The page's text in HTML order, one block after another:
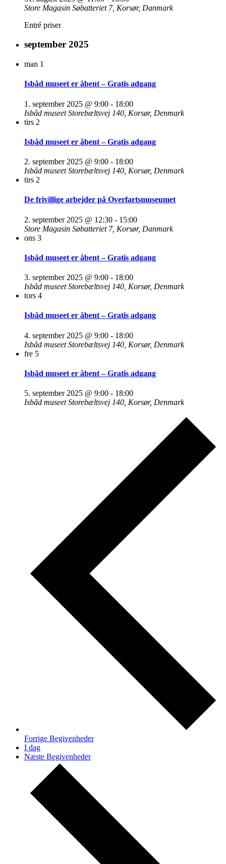
Store Magasin Søbatteriet 7, Korsør, Danmark
Entré priser
september 2025
man 1
Isbåd museet er åbent – Gratis adgang
1. september 2025 @ 9:00 - 18:00
Isbåd museetStorebæltsvej 140, Korsør, Denmark
tirs 2
Isbåd museet er åbent – Gratis adgang
2. september 2025 @ 9:00 - 18:00
Isbåd museetStorebæltsvej 140, Korsør, Denmark
tirs 2
De frivillige arbejder på Overfartsmuseumet
2. september 2025 @ 12:30 - 15:00
Store Magasin Søbatteriet 7, Korsør, Danmark
ons 3
Isbåd museet er åbent – Gratis adgang
3. september 2025 @ 9:00 - 18:00
Isbåd museetStorebæltsvej 140, Korsør, Denmark
tors 4
Isbåd museet er åbent – Gratis adgang
4. september 2025 @ 9:00 - 18:00
Isbåd museetStorebæltsvej 140, Korsør, Denmark
fre 5
Isbåd museet er åbent – Gratis adgang
5. september 2025 @ 9:00 - 18:00
Isbåd museetStorebæltsvej 140, Korsør, Denmark
Forrige Begivenheder
I dag
Næste Begivenheder